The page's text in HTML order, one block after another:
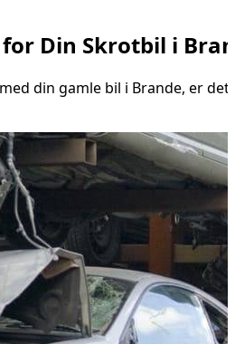
Din Skrotbil i
din gamle bil i Brande, er